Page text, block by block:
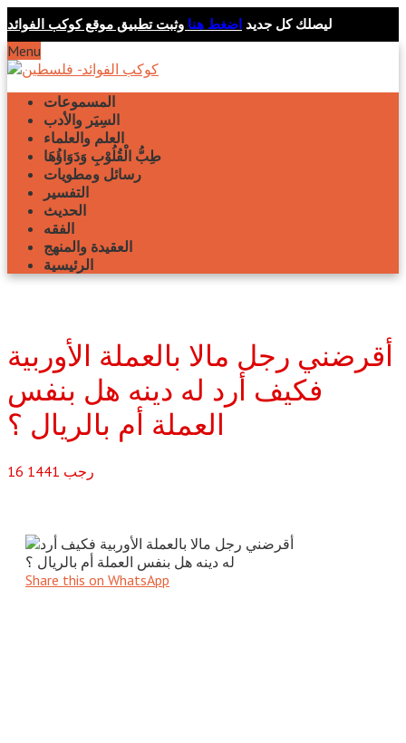
ليصلك كل جديد اضغط هنا وثبت تطبيق موقع كوكب الفوائد
Menu
المسموعات
السِيَر والأدب
العلم والعلماء
طِبُّ الْقُلُوْبِ وَدَوَاؤُهَا
رسائل ومطويات
التفسير
الحديث
الفقه
العقيدة والمنهج
الرئيسية
أقرضني رجل مالا بالعملة الأوربية
فكيف أرد له دينه هل بنفس
16 رجب 1441
Share this on WhatsApp